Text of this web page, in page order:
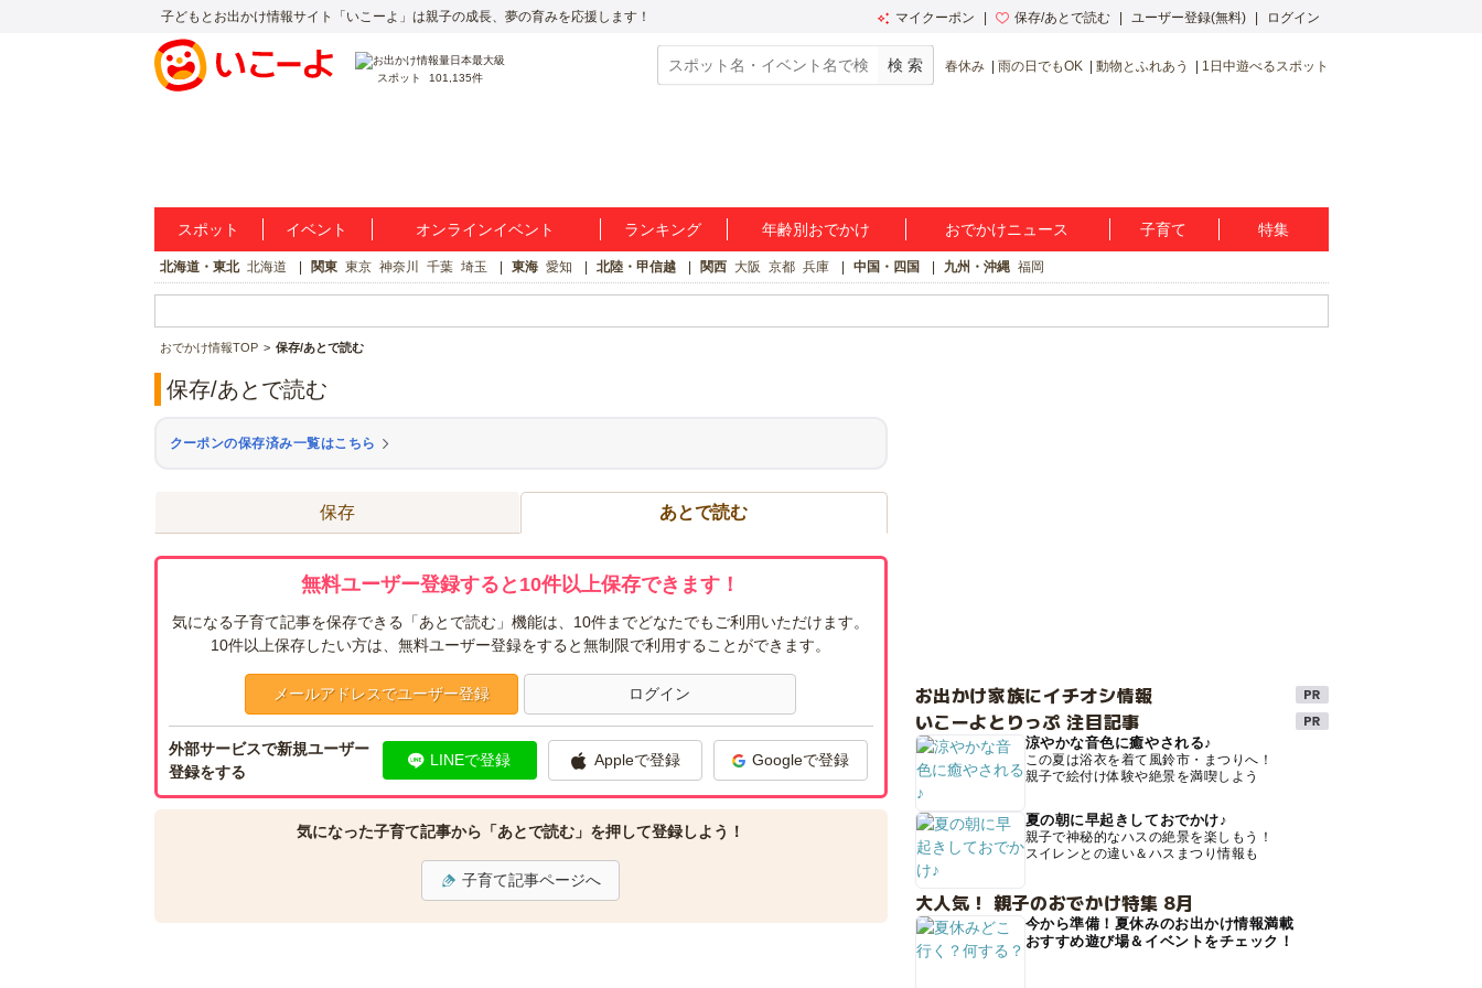
子どもとお出かけ情報サイト「いこーよ」は親子の成長、夢の育みを応援します！ マイクーポン 保存/あとで読む ユーザー登録(無料) ログイン
スポット 101,135件
春休み 雨の日でもOK 動物とふれあう 1日中遊べるスポット
スポット イベント オンラインイベント ランキング 年齢別おでかけ おでかけニュース 子育て 特集
北海道・東北 北海道 関東 東京 神奈川 千葉 埼玉 東海 愛知 北陸・甲信越 関西 大阪 京都 兵庫 中国・四国 九州・沖縄 福岡
おでかけ情報TOP 保存/あとで読む
保存/あとで読む
クーポンの保存済み一覧はこちら
保存 あとで読む
無料ユーザー登録すると10件以上保存できます！
気になる子育て記事を保存できる「あとで読む」機能は、10件までどなたでもご利用いただけます。
10件以上保存したい方は、無料ユーザー登録をすると無制限で利用することができます。
メールアドレスでユーザー登録 ログイン
外部サービスで新規ユーザー
登録をする
LINEで登録 Appleで登録 Googleで登録
気になった子育て記事から「あとで読む」を押して登録しよう！
子育て記事ページへ
お出かけ家族にイチオシ情報
いこーよとりっぷ 注目記事
涼やかな音色に癒やされる♪
この夏は浴衣を着て風鈴市・まつりへ！
親子で絵付け体験や絶景を満喫しよう
夏の朝に早起きしておでかけ♪
親子で神秘的なハスの絶景を楽しもう！
スイレンとの違い＆ハスまつり情報も
大人気！ 親子のおでかけ特集 8月
今から準備！夏休みのお出かけ情報満載
おすすめ遊び場＆イベントをチェック！